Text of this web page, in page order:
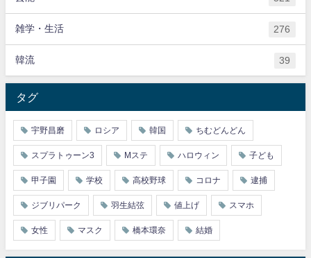
雑学・生活 276
韓流 39
タグ
宇野昌磨 ロシア 韓国 ちむどんどん
スプラトゥーン3 Mステ ハロウィン 子ども
甲子園 学校 高校野球 コロナ 逮捕
ジブリパーク 羽生結弦 値上げ スマホ
女性 マスク 橋本環奈 結婚